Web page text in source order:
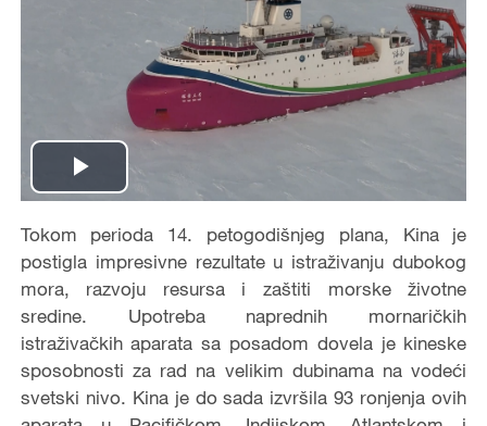
Play
Video
Tokom perioda 14. petogodišnjeg plana, Kina je
postigla impresivne rezultate u istraživanju dubokog
mora, razvoju resursa i zaštiti morske životne
sredine. Upotreba naprednih mornaričkih
istraživačkih aparata sa posadom dovela je kineske
sposobnosti za rad na velikim dubinama na vodeći
svetski nivo. Kina je do sada izvršila 93 ronjenja ovih